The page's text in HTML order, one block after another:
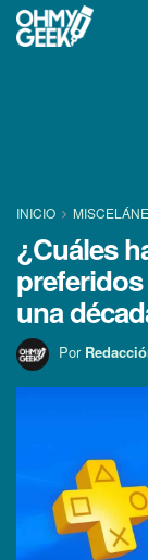
INICIO
¿Cuáles
una
Por